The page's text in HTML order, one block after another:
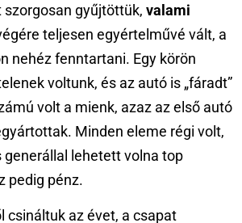
szorgosan gyűjtöttük, valami
teljesen egyértelművé vált, a
nehéz fenntartani. Egy körön
voltunk, és az autó is „fáradt”
volt a mienk, azaz az első autó
Minden eleme régi volt,
generállal lehetett volna top
pedig pénz.
csináltuk az évet, a csapat